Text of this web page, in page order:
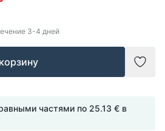
3-4 дней
частями по 25.13 € в